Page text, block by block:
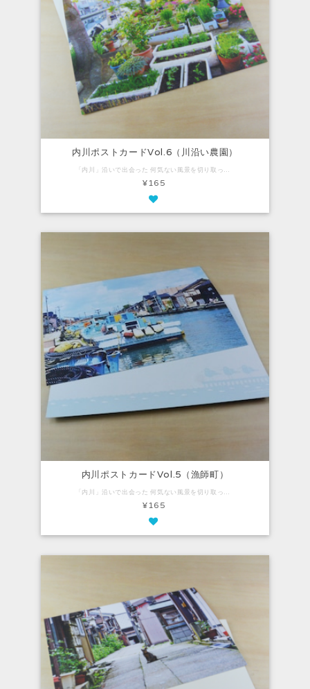
内川ポストカードVol.6（川沿い農園）
「内川」沿いで出会った 何気ない風景を切り取ったポストカード。 ナチュラルで気品があり、 柔らかい風合いのファインペーパーを使用しています。 Vol.6は、東橋付近のパッチワークのようなガーデン。 魚が入っていたトロ箱をプランター代わりに、 お花やお野菜などが育てられています。 【内容】 ・ポストカード：1枚（100mm×148mm）
¥165
内川ポストカードVol.5（漁師町）
「内川」沿いで出会った 何気ない風景を切り取ったポストカード。 ナチュラルで気品があり、 柔らかい風合いのファインペーパーを使用しています。 Vol.4は、中新橋のたもとからの眺め。 水辺の近さはもちろん、漁船や漁具が間近にあって、 漁師町らしい風景です。 【内容】 ・ポストカード：1枚（100mm×148mm）
¥165